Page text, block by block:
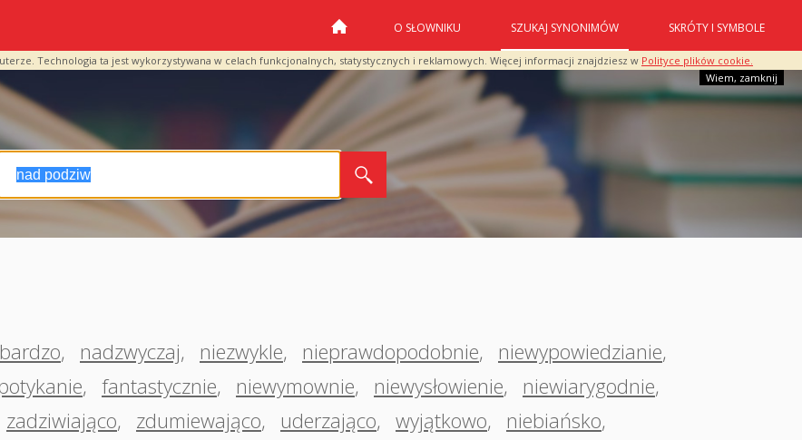
Technologia ta jest wykorzystywana w celach funkcjonalnych, statystycznych i reklamowych. Więcej informacji znajdziesz w Polityce plików cookie.
Wiem, zamknij
O SŁOWNIKU SZUKAJ SYNONIMÓW SKRÓTY I SYMBOLE
bardzo, nadzwyczaj, niezwykle, nieprawdopodobnie, niewypowiedzianie,
, fantastycznie, niewymownie, niewysłowienie, niewiarygodnie,
zadziwiająco, zdumiewająco, uderzająco, wyjątkowo, niebiańsko,